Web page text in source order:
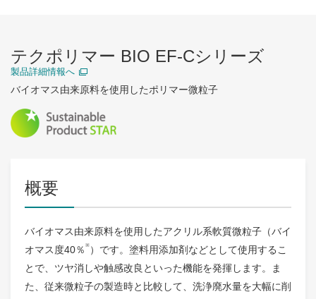
テクポリマー BIO EF-Cシリーズ
製品詳細情報へ
バイオマス由来原料を使用したポリマー微粒子
概要
バイオマス由来原料を使用したアクリル系軟質微粒子（バイ
オマス度40％ ※ ）です。塗料用添加剤などとして使用するこ
とで、ツヤ消しや触感改良といった機能を発揮します。ま
た、従来微粒子の製造時と比較して、洗浄廃水量を大幅に削